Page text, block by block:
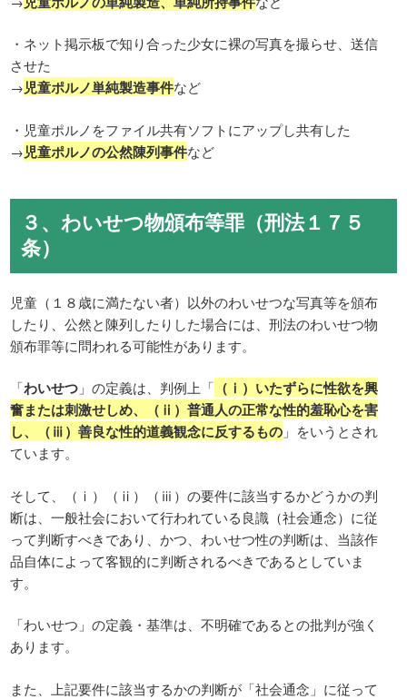
・ネット掲示板で知り合った少女に裸の写真を撮らせ、送信
させた
→児童ポルノ単純製造事件など
・児童ポルノをファイル共有ソフトにアップし共有した
→児童ポルノの公然陳列事件など
３、わいせつ物頒布等罪（刑法１７５
条）
児童（１８歳に満たない者）以外のわいせつな写真等を頒布
したり、公然と陳列したりした場合には、刑法のわいせつ物
頒布罪等に問われる可能性があります。
「わいせつ 」の定義は、判例上「 （ⅰ）いたずらに性欲を興
奮または刺激せしめ、（ⅱ）普通人の正常な性的羞恥心を害
し、（ⅲ）善良な性的道義観念に反するもの 」をいうとされ
ています。
そして、（ⅰ）（ⅱ）（ⅲ）の要件に該当するかどうかの判
断は、一般社会において行われている良識（社会通念）に従
って判断すべきであり、かつ、わいせつ性の判断は、当該作
品自体によって客観的に判断されるべきであるとしていま
す。
「わいせつ」の定義・基準は、不明確であるとの批判が強く
あります。
また、上記要件に該当するかの判断が「社会通念」に従って